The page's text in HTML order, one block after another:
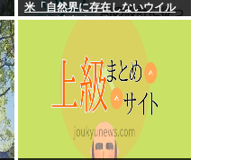
米「自然界に存在しないウイル
スを設計増殖に成功」技術が進